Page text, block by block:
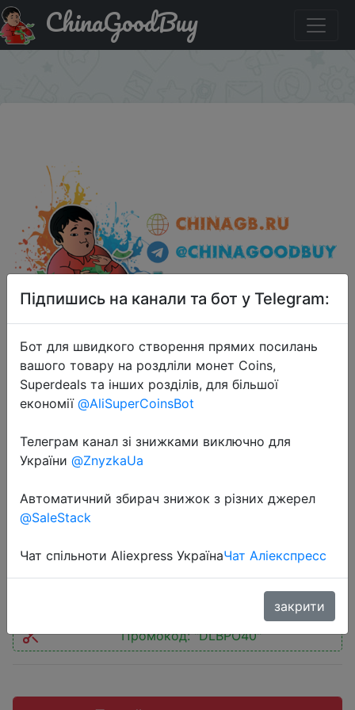
Придбати по знижці DLBPO40 AOWO AW01 Wireless Fast
Charger Compatible with QI Wireless Charger
ChinaGoodBuy
2018-07-04
AOWO AW01 Wireless Fast Charger
Compatible with QI Wireless
Charger
$8.99
Промокод:"DLBPO40"
Підпишись на канали та бот у Telegram:
Бот для швидкого створення прямих посилань
вашого товару на роздліли монет Coins,
Superdeals та інших розділів, для більшої
економії @AliSuperCoinsBot
Телеграм канал зі знижками виключно для
України @ZnyzkaUa
Автоматичний збирач знижок з різних джерел
@SaleStack
Чат спільноти Aliexpress УкраїнаЧат Аліекспресс
закрити